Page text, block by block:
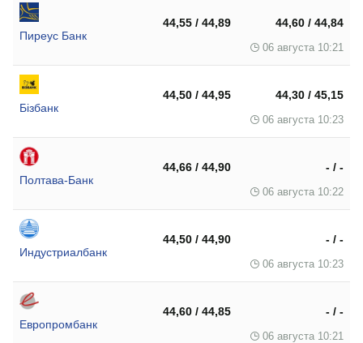
Пиреус Банк
44,55 / 44,89 44,60 / 44,84
06 августа 10:21
Бізбанк
44,50 / 44,95 44,30 / 45,15
06 августа 10:23
Полтава-Банк
44,66 / 44,90 - / -
06 августа 10:22
Индустриалбанк
44,50 / 44,90 - / -
06 августа 10:23
Европромбанк
44,60 / 44,85 - / -
06 августа 10:21